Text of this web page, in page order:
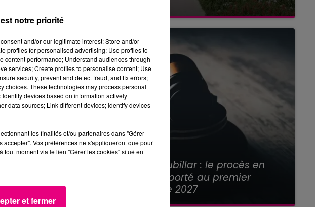
21 juillet 2026
Affaire Jubillar : le procès en
appel reporté au premier
semestre 2027
notre priorité
and/or our legitimate interest: Store and/or
profiles for personalised advertising; Use profiles to
performance; Understand audiences through
services; Create profiles to personalise content; Use
security, prevent and detect fraud, and fix errors;
choices. These technologies may process personal
devices based on information actively
data sources; Link different devices; Identify devices
les finalités et/ou partenaires dans "Gérer
Vos préférences ne s'appliqueront que pour
tout moment via le lien "Gérer les cookies" situé en
et fermer